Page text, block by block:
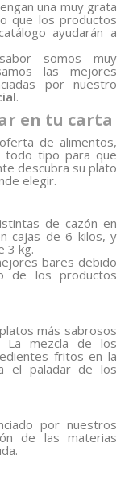
una muy grata
que los productos
ayudarán a
somos muy
las mejores
por nuestro
.
en tu carta
de alimentos,
todo tipo para que
descubra su plato
elegir.
de cazón en
cajas de 6 kilos, y
3 kg.
bares debido
de los productos
más sabrosos
La mezcla de los
fritos en la
el paladar de los
por nuestros
de las materias